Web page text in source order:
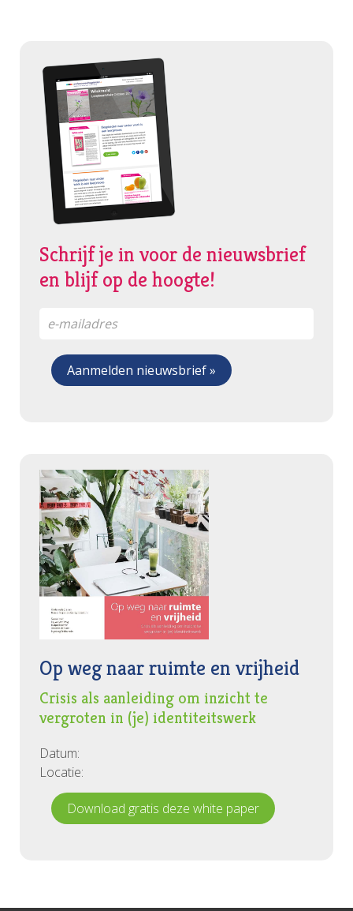
Schrijf je in voor de nieuwsbrief
en blijf op de hoogte!
Op weg naar ruimte en vrijheid
Crisis als aanleiding om inzicht te
vergroten in (je) identiteitswerk
Datum:
Locatie:
Download gratis deze white paper